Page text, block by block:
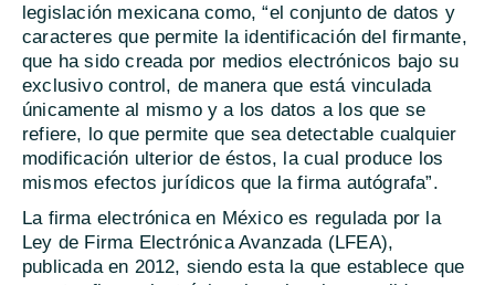
legislación mexicana como, “el conjunto de datos y
caracteres que permite la identificación del firmante,
que ha sido creada por medios electrónicos bajo su
exclusivo control, de manera que está vinculada
únicamente al mismo y a los datos a los que se
refiere, lo que permite que sea detectable cualquier
modificación ulterior de éstos, la cual produce los
mismos efectos jurídicos que la firma autógrafa”.
La firma electrónica en México es regulada por la
Ley de Firma Electrónica Avanzada (LFEA),
publicada en 2012, siendo esta la que establece que